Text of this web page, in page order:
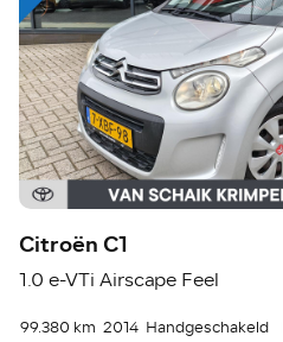
Citroën C1
1.0 e-VTi Airscape Feel
99.380 km 2014 Handgeschakeld